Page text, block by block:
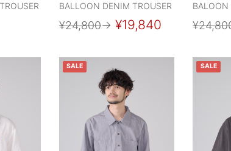
BALLOON DENIM TROUSER
¥24,800→ ¥19,840
BALOON
SALE SALE